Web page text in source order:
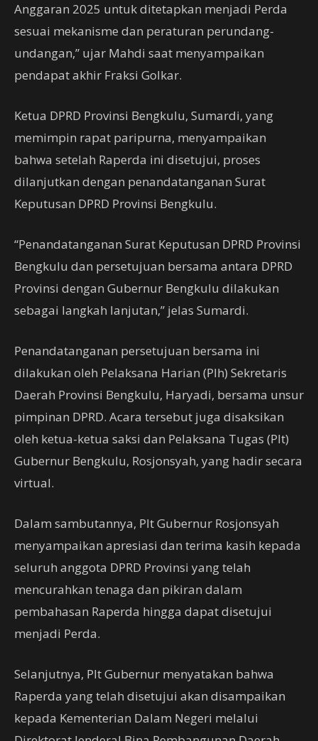
Anggaran 2025 untuk ditetapkan menjadi Perda
sesuai mekanisme dan peraturan perundang-
undangan,” ujar Mahdi saat menyampaikan
pendapat akhir Fraksi Golkar.
Ketua DPRD Provinsi Bengkulu, Sumardi, yang
memimpin rapat paripurna, menyampaikan
bahwa setelah Raperda ini disetujui, proses
dilanjutkan dengan penandatanganan Surat
Keputusan DPRD Provinsi Bengkulu.
“Penandatanganan Surat Keputusan DPRD Provinsi
Bengkulu dan persetujuan bersama antara DPRD
Provinsi dengan Gubernur Bengkulu dilakukan
sebagai langkah lanjutan,” jelas Sumardi.
Penandatanganan persetujuan bersama ini
dilakukan oleh Pelaksana Harian (Plh) Sekretaris
Daerah Provinsi Bengkulu, Haryadi, bersama unsur
pimpinan DPRD. Acara tersebut juga disaksikan
oleh ketua-ketua saksi dan Pelaksana Tugas (Plt)
Gubernur Bengkulu, Rosjonsyah, yang hadir secara
virtual.
Dalam sambutannya, Plt Gubernur Rosjonsyah
menyampaikan apresiasi dan terima kasih kepada
seluruh anggota DPRD Provinsi yang telah
mencurahkan tenaga dan pikiran dalam
pembahasan Raperda hingga dapat disetujui
menjadi Perda.
Selanjutnya, Plt Gubernur menyatakan bahwa
Raperda yang telah disetujui akan disampaikan
kepada Kementerian Dalam Negeri melalui